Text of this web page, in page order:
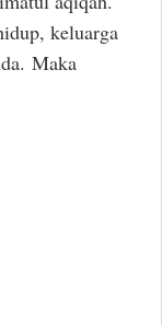
keluarga
Maka